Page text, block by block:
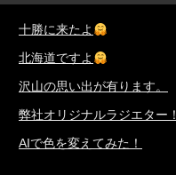
十勝に来たよ
北海道ですよ
沢山の思い出が有ります。
弊社オリジナルラジエター！
AIで色を変えてみた！